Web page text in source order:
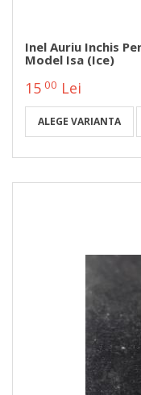
Inel Auriu Inchis
Model Isa (Ice)
15 00 Lei
ALEGE VARIANTA